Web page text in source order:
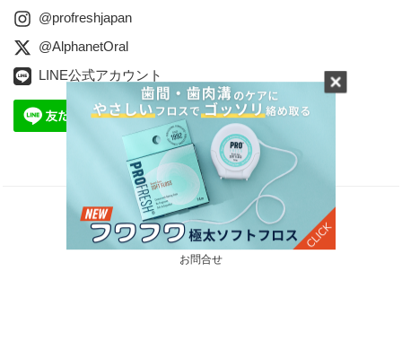
@profreshjapan
@AlphanetOral
LINE公式アカウント
会社案内
プライバシーポリシー
特定商取引に関する法律に基づく表記
お問合せ